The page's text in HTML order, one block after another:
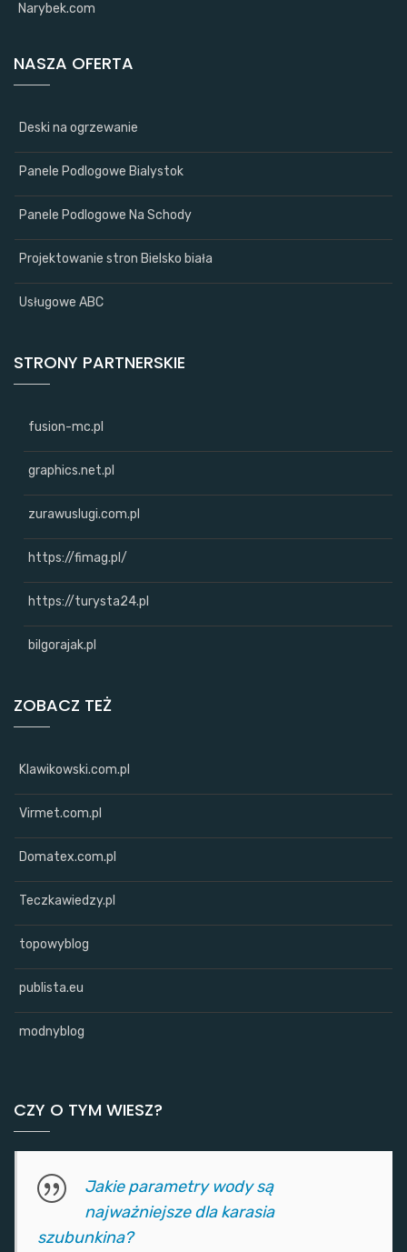
Narybek.com
NASZA OFERTA
Deski na ogrzewanie
Panele Podlogowe Bialystok
Panele Podlogowe Na Schody
Projektowanie stron Bielsko biała
Usługowe ABC
STRONY PARTNERSKIE
fusion-mc.pl
graphics.net.pl
zurawuslugi.com.pl
https://fimag.pl/
https://turysta24.pl
bilgorajak.pl
ZOBACZ TEŻ
Klawikowski.com.pl
Virmet.com.pl
Domatex.com.pl
Teczkawiedzy.pl
topowyblog
publista.eu
modnyblog
CZY O TYM WIESZ?
Jakie parametry wody są
najważniejsze dla karasia
szubunkina?